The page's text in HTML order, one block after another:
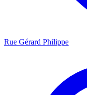
Rue Gérard Philippe